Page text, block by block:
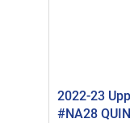
2022-23
#NA28